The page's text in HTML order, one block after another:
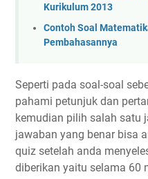
Kurikulum 2013
Contoh Soal
Pembahasannya
Seperti pada soal-soal
pahami petunjuk dan
kemudian pilih salah satu
jawaban yang benar bisa
quiz setelah anda
diberikan yaitu selama 60